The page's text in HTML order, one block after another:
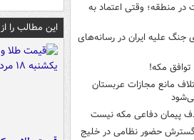
منطقه؛ وقتی اعتماد به
جنگ علیه ایران در رسانه‌های
توافق مکه!
مانع مجازات عربستان
پیمان دفاعی مکه نیست
گسترش حضور نظامی در خلیج
این مطالب را